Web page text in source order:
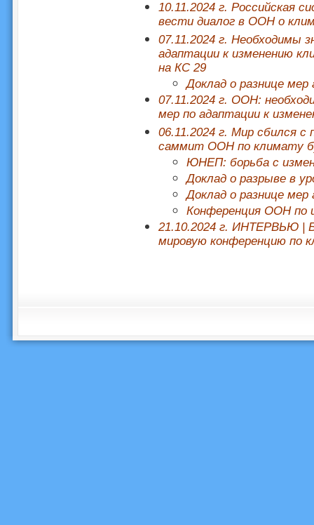
10.11.2024 г. Российская
вести диалог в ООН о
07.11.2024 г. Необходимы
адаптации к изменению
на КС 29
Доклад о разнице
07.11.2024 г. ООН:
мер по адаптации к
06.11.2024 г. Мир сбился
саммит ООН по климату
ЮНЕП: борьба с
Доклад о разрыве в
Доклад о разнице
Конференция ООН по
21.10.2024 г. ИНТЕРВЬЮ |
мировую конференцию по